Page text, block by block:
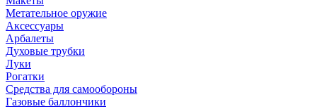
Метательное оружие
Аксессуары
Арбалеты
Духовые трубки
Луки
Рогатки
Средства для самообороны
Газовые баллончики